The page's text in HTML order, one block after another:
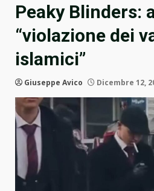
Peaky Blinders:
“violazione dei
islamici”
Giuseppe Avico Dicembre 12,